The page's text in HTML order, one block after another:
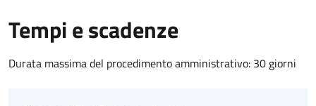
Tempi e scadenze
Durata massima del procedimento amministrativo: 30 giorni